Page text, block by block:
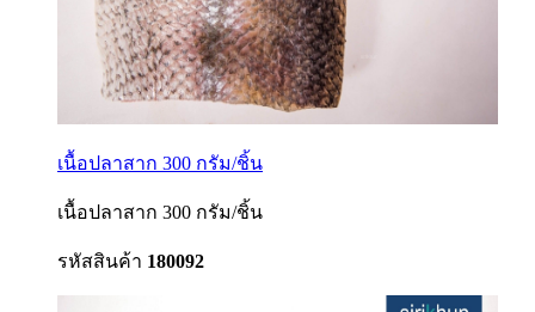
เนื้อปลาสาก 300 กรัม/ชิ้น
เนื้อปลาสาก 300 กรัม/ชิ้น
รหัสสินค้า 180092